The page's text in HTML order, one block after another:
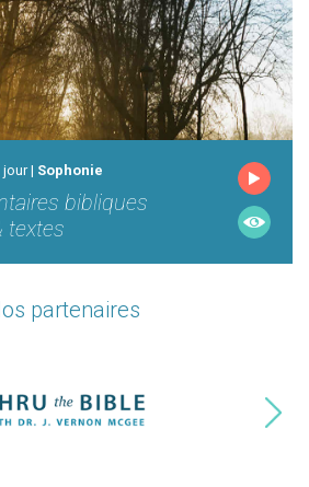
| Sophonie
bibliques
textes
partenaires